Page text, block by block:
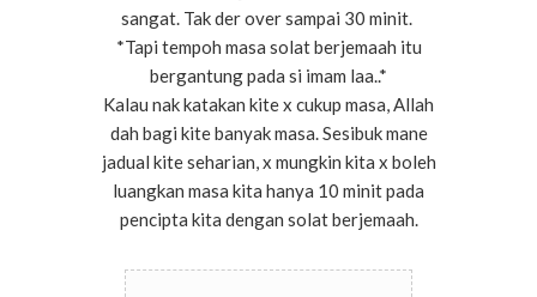
sangat. Tak der over sampai 30 minit.
*Tapi tempoh masa solat berjemaah itu
bergantung pada si imam laa..*
Kalau nak katakan kite x cukup masa, Allah
dah bagi kite banyak masa. Sesibuk mane
jadual kite seharian, x mungkin kita x boleh
luangkan masa kita hanya 10 minit pada
pencipta kita dengan solat berjemaah.